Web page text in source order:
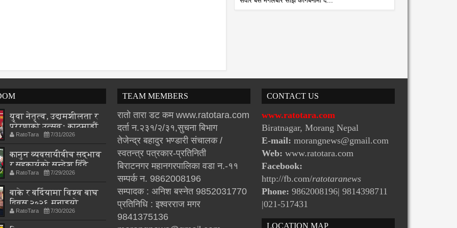
युवा नेतृत्व, उद्यमशीलता र
प्रेरणाको उत्सवः काठमाडौं
युथ कन्क्लेभ २०२६ आगामी
शनिबार हुँदै
RatoTara 7/31/2026
कानुन व्यवसायीबीच सद्भाव
र सहकार्यको सन्देश दिँदै
‘लयर्स फुटसल कप–२०८३’
सम्पन्न
RatoTara 7/29/2026
बाके र बर्दियामा विश्व बाघ
दिवस २०२६ मनाइयो
RatoTara 7/30/2026
TEAM MEMBERS
रातो तारा डट कम www.ratotara.com
दर्ता न.२३१/२/३१,सुचना बिभाग
तेजेन्द्र बहादुर भण्डारी संचालक /
स्वतन्त्र पत्रकार-प्रतिनिती
बिराटनगर महानगरपालिका वडा न.-११
सम्पर्क न. 9862008196
सम्पादक : अनिश बस्नेत 9852031770
प्रतिनिधि : इश्वरराज मगर
9841375136
CONTACT US
www.ratotara.com
Biratnagar, Morang Nepal
E-mail: morangnews@gmail.com
Web: www.ratotara.com
Facebook:
http://fb.com/ratotaranews
Phone:9862008196| 9814398711
|021-517431
LOCATION MAP